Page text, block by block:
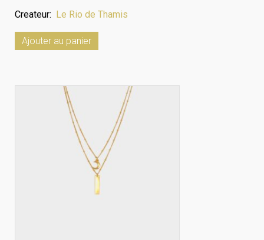
Createur: Le Rio de Thamis
Ajouter au panier